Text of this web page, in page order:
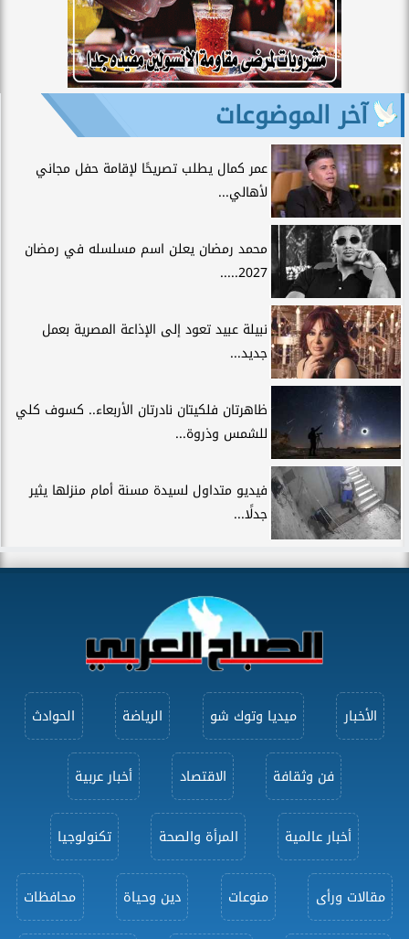
آخر الموضوعات
عمر كمال يطلب تصريحًا لإقامة حفل مجاني
لأهالي...
محمد رمضان يعلن اسم مسلسله في رمضان
2027.....
نبيلة عبيد تعود إلى الإذاعة المصرية بعمل
جديد...
ظاهرتان فلكيتان نادرتان الأربعاء.. كسوف كلي
للشمس وذروة...
فيديو متداول لسيدة مسنة أمام منزلها يثير
جدلًا...
الأخبار ميديا وتوك شو الرياضة الحوادث
فن وثقافة الاقتصاد أخبار عربية
أخبار عالمية المرأة والصحة تكنولوجيا
مقالات ورأى منوعات دين وحياة محافظات